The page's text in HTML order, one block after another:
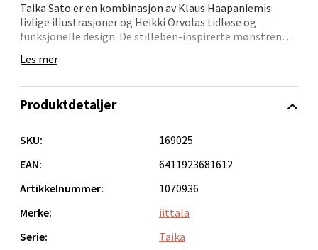
Taika Sato er en kombinasjon av Klaus Haapaniemis
livlige illustrasjoner og Heikki Orvolas tidløse og
funksjonelle design. De stilleben-inspirerte mønstrene
allsidige dype tallerkenen på 20 cm passer til servering
Les mer
Produktdetaljer
SKU:
169025
EAN:
6411923681612
Artikkelnummer:
1070936
Merke:
iittala
Serie:
Taika
0 i butikk
Åpent i dag 10-18
0 i butikk